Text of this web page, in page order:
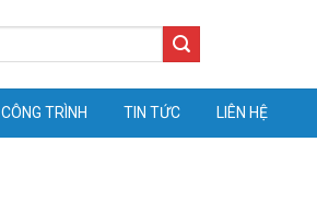
CÔNG TRÌNH TIN TỨC LIÊN HỆ